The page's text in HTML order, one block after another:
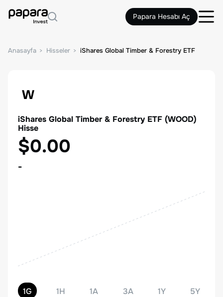
Papara Hesabı Aç
Anasayfa Hisseler iShares Global Timber & Forestry ETF
W
iShares Global Timber & Forestry ETF (WOOD)
Hisse
$0.00
-
1G 1H 1A 3A 1Y 5Y